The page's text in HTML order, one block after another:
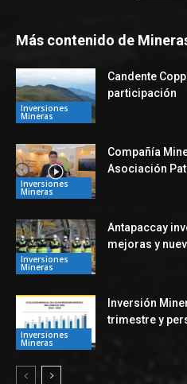
Más contenido de
Inversiones
Mineras
Candente
participación
Inversiones
Mineras
Compañía
Asociación
Inversiones
Mineras
Antapaccay
mejoras y
Inversiones
Mineras
Inversión
trimestre y